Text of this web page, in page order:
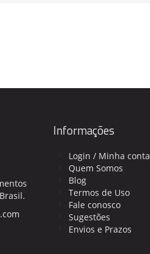
Informações
Login / Minha conta
Quem Somos
Blog
Termos de Uso
Fale conosco
Sugestões
Envios e Prazos